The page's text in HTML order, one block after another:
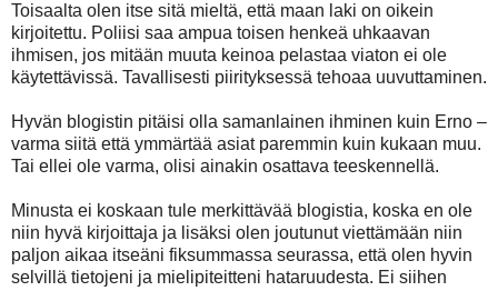
Toisaalta olen itse sitä mieltä, että maan laki on oikein
kirjoitettu. Poliisi saa ampua toisen henkeä uhkaavan
ihmisen, jos mitään muuta keinoa pelastaa viaton ei ole
käytettävissä. Tavallisesti piirityksessä tehoaa uuvuttaminen.
Hyvän blogistin pitäisi olla samanlainen ihminen kuin Erno –
varma siitä että ymmärtää asiat paremmin kuin kukaan muu.
Tai ellei ole varma, olisi ainakin osattava teeskennellä.
Minusta ei koskaan tule merkittävää blogistia, koska en ole
niin hyvä kirjoittaja ja lisäksi olen joutunut viettämään niin
paljon aikaa itseäni fiksummassa seurassa, että olen hyvin
selvillä tietojeni ja mielipiteitteni hataruudesta. Ei siihen